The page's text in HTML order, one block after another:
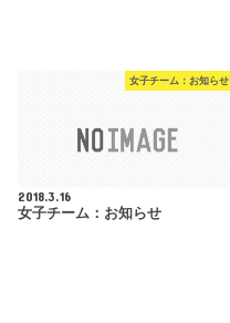
女子チーム：お知らせ
2018.3.16
女子チーム：お知らせ